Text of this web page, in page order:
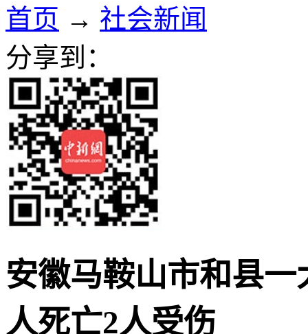
首页 → 社会新闻
分享到：
安徽马鞍山市和县
人死亡2人受伤